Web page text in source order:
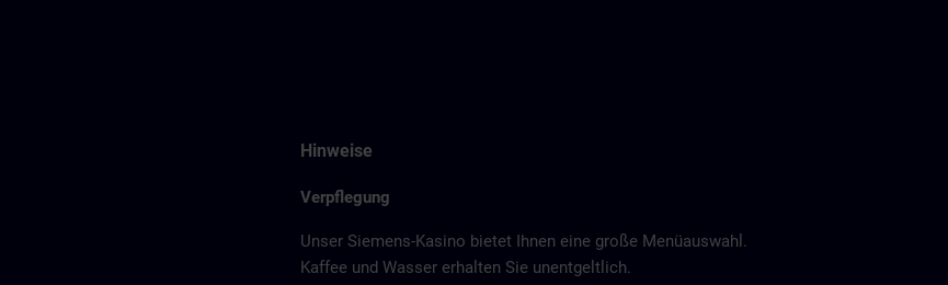
Hinweise
Verpflegung
Unser Siemens-Kasino bietet Ihnen eine große Menüauswahl.
Kaffee und Wasser erhalten Sie unentgeltlich.